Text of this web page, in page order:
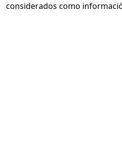
considerados como